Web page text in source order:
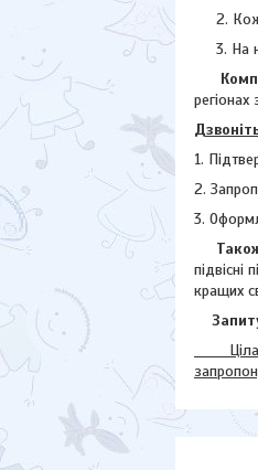
На
регіонах
1.
2.
3.
Також
підвісні
кращих
Ціла